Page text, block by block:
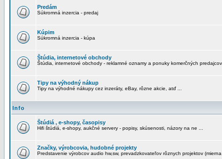
Predám
Súkromná inzercia - predaj
Kúpim
Súkromná inzercia - kúpa
Štúdia, internetové obchody
Štúdia, internetové obchody - reklamné oznamy a ponuky komerčných predajcov
Tipy na výhodný nákup
Tipy na výhodné nákupy cez inzeráty, eBay, rôzne akcie, atď ...
Info
Štúdiá , e-shopy, časopisy
Hifi štúdiá, e-shopy, aukčné servery - popisy, skúsenosti, názory na ne ...
Značky, výrobcovia, hudobné projekty
Predstavenie výrobcov audio hw,sw, prevadzkovateľov rôznych projektov